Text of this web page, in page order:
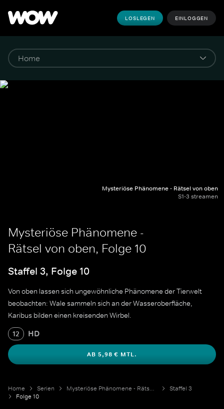
LOSLEGEN EINLOGGEN
Mysteriöse Phänomene - Rätsel von oben
S1-3 streamen
Mysteriöse Phänomene -
Rätsel von oben, Folge 10
Staffel 3, Folge 10
Von oben lassen sich ungewöhnliche Phänomene der Tierwelt
beobachten: Wale sammeln sich an der Wasseroberfläche,
Karibus bilden einen kreisenden Wirbel.
12 HD
AB 5,98 € MTL.
Home Serien Mysteriöse Phänomene - Rätsel von oben
Staffel 3
Folge 10